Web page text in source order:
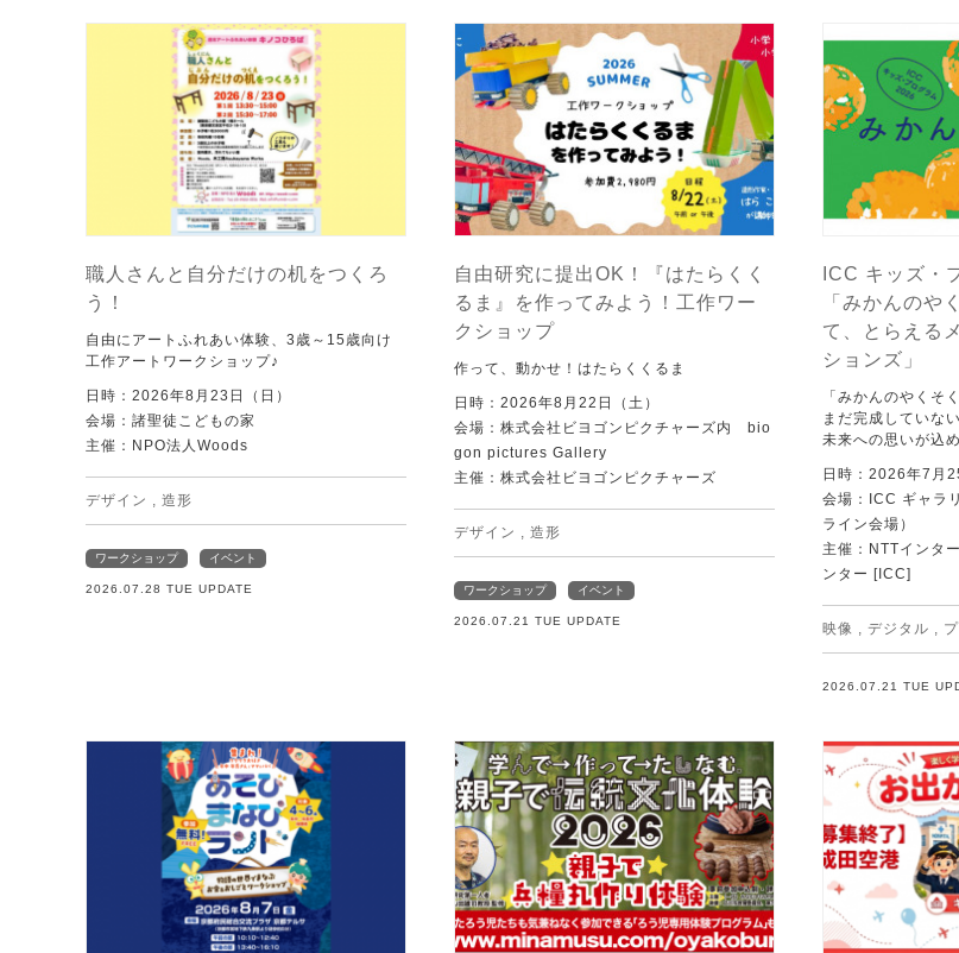
職人さんと自分だけの机をつくろ
う！
自由にアートふれあい体験、3歳～15歳向け
工作アートワークショップ♪
日時：2026年8月23日（日）
会場：諸聖徒こどもの家
主催：NPO法人Woods
デザイン , 造形
ワークショップ イベント
2026.07.28 TUE UPDATE
自由研究に提出OK！『はたらくく
るま』を作ってみよう！工作ワー
クショップ
作って、動かせ！はたらくくるま
日時：2026年8月22日（土）
会場：株式会社ビヨゴンピクチャーズ内 bio
gon pictures Gallery
主催：株式会社ビヨゴンピクチャーズ
デザイン , 造形
ワークショップ イベント
2026.07.21 TUE UPDATE
ICC キッズ・
「みかんの
て、とらえる
ションズ」
「みかんのやくそ
まだ完成していな
未来への思いが込
日時：2026年7月
会場：ICC ギャラ
ライン会場）
主催：NTTインタ
ンター [ICC]
映像 , デジタル ,
2026.07.21 TUE